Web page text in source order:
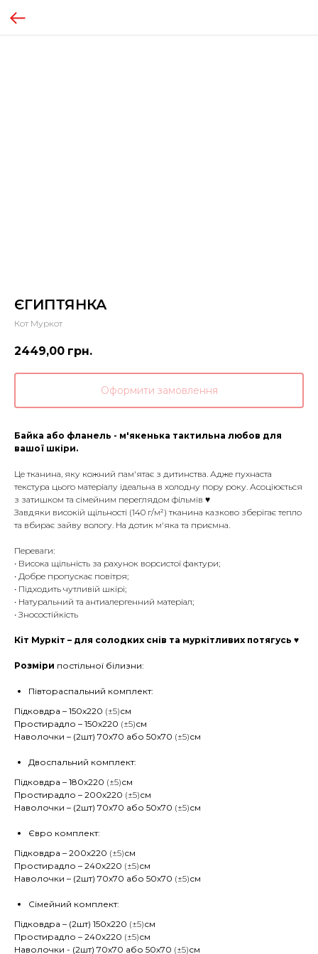
ЄГИПТЯНКА
Кот Муркот
2449,00 грн.
Оформити замовлення
Байка або фланель - м'якенька тактильна любов для
вашої шкіри.
Це тканина, яку кожний пам'ятає з дитинства. Адже пухнаста
текстура цього матеріалу ідеальна в холодну пору року. Асоціюється
з затишком та сімейним переглядом фільмів ♥️
Завдяки високій щільності (140 г/м²) тканина казково зберігає тепло
та вбирає зайву вологу. На дотик м'яка та приємна.
Переваги:
• Висока щільність за рахунок ворсистої фактури;
• Добре пропускає повітря;
• Підходить чутливій шкірі;
• Натуральний та антиалергенний матеріал;
• Зносостійкість
Кіт Муркіт – для солодких снів та муркітливих потягусь ♥
Розміри постільної білизни:
Півтораспальний комплект:
Підковдра – 150х220 (±5)см
Простирадло – 150х220 (±5)см
Наволочки – (2шт) 70х70 або 50х70 (±5)см
Двоспальний комплект:
Підковдра – 180х220 (±5)см
Простирадло – 200х220 (±5)см
Наволочки – (2шт) 70х70 або 50х70 (±5)см
Євро комплект:
Підковдра – 200х220 (±5)см
Простирадло – 240х220 (±5)см
Наволочки – (2шт) 70х70 або 50х70 (±5)см
Сімейний комплект:
Підковдра – (2шт) 150х220 (±5)см
Простирадло – 240х220 (±5)см
Наволочки - (2шт) 70х70 або 50х70 (±5)см